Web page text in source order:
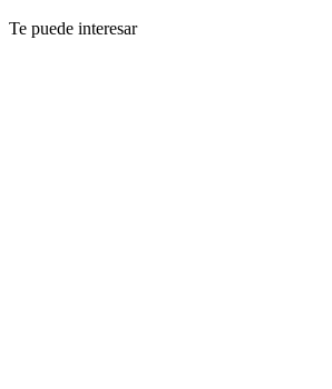
Te puede interesar